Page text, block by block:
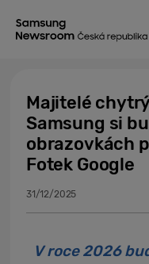
Majitelé
Samsung si
obrazovkách
Fotek Google
31/12/2025
V roce 2026